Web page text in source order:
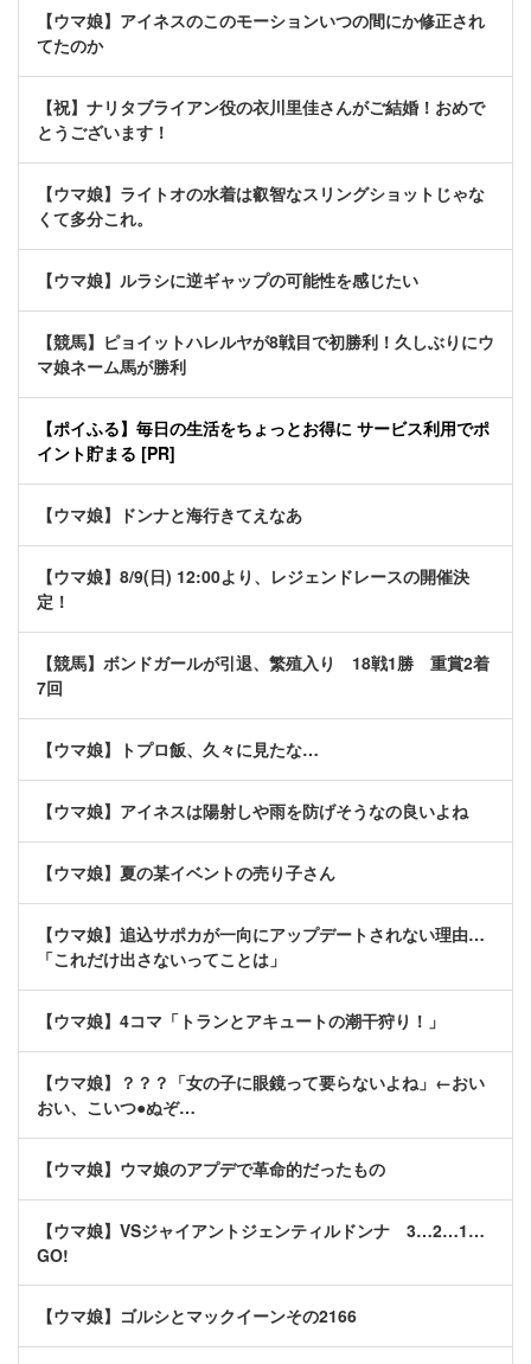
【ウマ娘】アイネスのこのモーションいつの間にか修正され
てたのか
【祝】ナリタブライアン役の衣川里佳さんがご結婚！おめで
とうございます！
【ウマ娘】ライトオの水着は叡智なスリングショットじゃな
くて多分これ。
【ウマ娘】ルラシに逆ギャップの可能性を感じたい
【競馬】ピョイットハレルヤが8戦目で初勝利！久しぶりにウ
マ娘ネーム馬が勝利
【ポイふる】毎日の生活をちょっとお得に サービス利用でポ
イント貯まる [PR]
【ウマ娘】ドンナと海行きてえなあ
【ウマ娘】8/9(日) 12:00より、レジェンドレースの開催決
定！
【競馬】ボンドガールが引退、繁殖入り 18戦1勝 重賞2着
7回
【ウマ娘】トプロ飯、久々に見たな…
【ウマ娘】アイネスは陽射しや雨を防げそうなの良いよね
【ウマ娘】夏の某イベントの売り子さん
【ウマ娘】追込サポカが一向にアップデートされない理由…
「これだけ出さないってことは」
【ウマ娘】4コマ「トランとアキュートの潮干狩り！」
【ウマ娘】？？？「女の子に眼鏡って要らないよね」←おい
おい、こいつ●ぬぞ…
【ウマ娘】ウマ娘のアプデで革命的だったもの
【ウマ娘】VSジャイアントジェンティルドンナ 3…2…1…
GO!
【ウマ娘】ゴルシとマックイーンその2166